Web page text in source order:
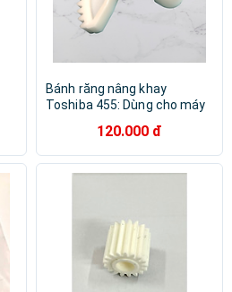
Bánh răng nâng khay
Toshiba 455: Dùng cho máy
206 | 255| 256 | 305| 307 | 355
| 356 | 357 | 455 | 456 | 457 |
120.000 đ